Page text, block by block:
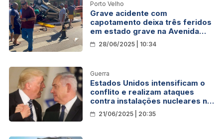
Porto Velho
Grave acidente com
capotamento deixa três feridos
em estado grave na Avenida
Jorge Teixeira, em Porto Velho
28/06/2025 | 10:34
Guerra
Estados Unidos intensificam o
conflito e realizam ataques
contra instalações nucleares no
Irã21/06/2025 | 20:35